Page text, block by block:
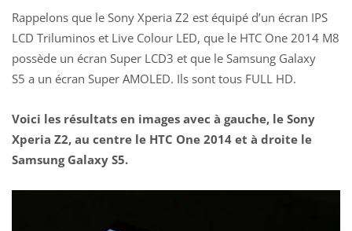
Rappelons que le Sony Xperia Z2 est équipé d’un écran IPS
LCD Triluminos et Live Colour LED, que le HTC One 2014 M8
possède un écran Super LCD3 et que le Samsung Galaxy
S5 a un écran Super AMOLED. Ils sont tous FULL HD.
Voici les résultats en images avec à gauche, le Sony
Xperia Z2, au centre le HTC One 2014 et à droite le
Samsung Galaxy S5.